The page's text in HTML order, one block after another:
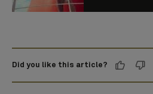
Did you like this article?